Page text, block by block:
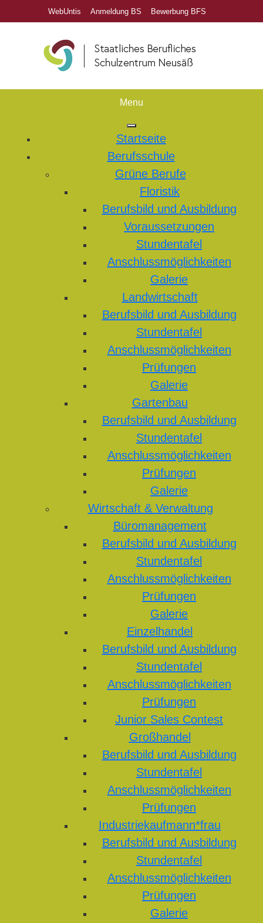
WebUntis Anmeldung BS Bewerbung BFS
Menu
Startseite
Berufsschule
Grüne Berufe
Floristik
Berufsbild und Ausbildung
Voraussetzungen
Stundentafel
Anschlussmöglichkeiten
Galerie
Landwirtschaft
Berufsbild und Ausbildung
Stundentafel
Anschlussmöglichkeiten
Prüfungen
Galerie
Gartenbau
Berufsbild und Ausbildung
Stundentafel
Anschlussmöglichkeiten
Prüfungen
Galerie
Wirtschaft & Verwaltung
Büromanagement
Berufsbild und Ausbildung
Stundentafel
Anschlussmöglichkeiten
Prüfungen
Galerie
Einzelhandel
Berufsbild und Ausbildung
Stundentafel
Anschlussmöglichkeiten
Prüfungen
Junior Sales Contest
Großhandel
Berufsbild und Ausbildung
Stundentafel
Anschlussmöglichkeiten
Prüfungen
Industriekaufmann*frau
Berufsbild und Ausbildung
Stundentafel
Anschlussmöglichkeiten
Prüfungen
Galerie